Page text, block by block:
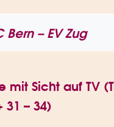
Bern – EV Zug
mit Sicht auf TV
31 – 34)